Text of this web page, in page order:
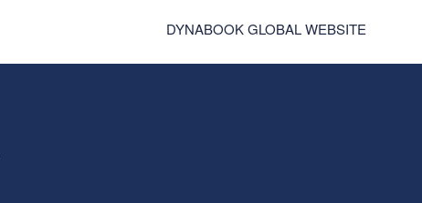
DYNABOOK GLOBAL WEBSITE